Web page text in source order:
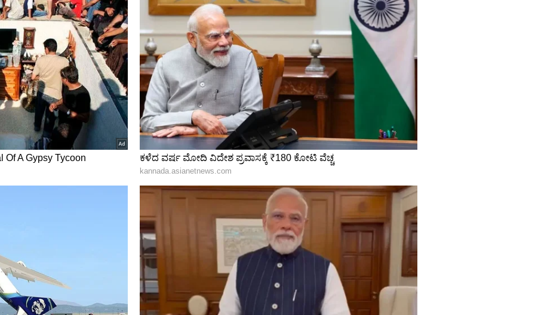
ಅವರು ತಮ್ಮ ವೃತ್ತಿಜೀವನದಲ್ಲಿ ಯಶಸ್ಸನ್ನು
ಯಶಸ್ಸನ್ನು ಕಾಣುತ್ತಾರೆ. ಹೆಚ್ಚಿದ ಆದಾಯವು
ವಿಭಾಗದಲ್ಲಿ ಕಳೆದ ಮೂರು ವರ್ಷಗಳಿಂದ ಕೆಲಸ ಮಾಡುತ್ತಿದ್ದೇನೆ.
5 ವರ್ಷ ಕೆಲಸ ಮಾಡಿದ ಅನುಭವವಿದೆ. SDM ಉಜಿರೆಯಲ್ಲಿ